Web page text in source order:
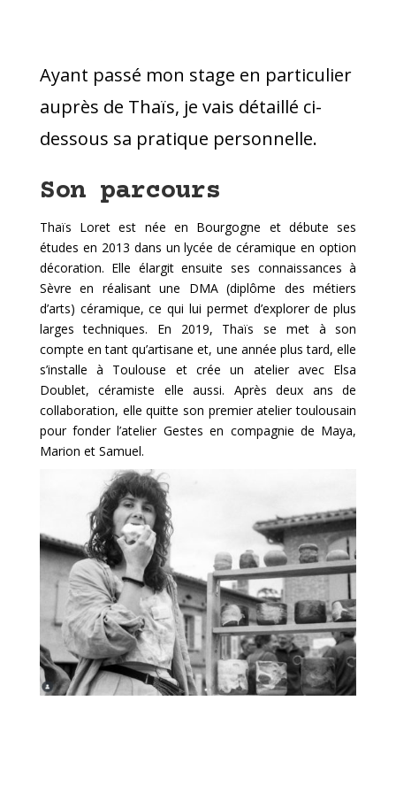
Ayant passé mon stage en particulier
auprès de Thaïs, je vais détaillé ci-
dessous sa pratique personnelle.
Son parcours
Thaïs Loret est née en Bourgogne et débute ses
études en 2013 dans un lycée de céramique en option
décoration. Elle élargit ensuite ses connaissances à
Sèvre en réalisant une DMA (diplôme des métiers
d’arts) céramique, ce qui lui permet d’explorer de plus
larges techniques. En 2019, Thaïs se met à son
compte en tant qu’artisane et, une année plus tard, elle
s’installe à Toulouse et crée un atelier avec Elsa
Doublet, céramiste elle aussi. Après deux ans de
collaboration, elle quitte son premier atelier toulousain
pour fonder l’atelier Gestes en compagnie de Maya,
Marion et Samuel.
Instagram :@thais_loret